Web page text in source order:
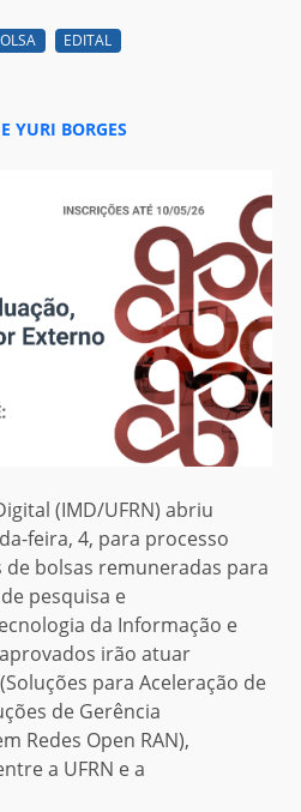
EDITAL
YURI BORGES
(IMD/UFRN) abriu
feira, 4, para processo
de bolsas remuneradas para
pesquisa e
da Informação e
irão atuar
para Aceleração de
de Gerência
Redes Open RAN),
a UFRN e a